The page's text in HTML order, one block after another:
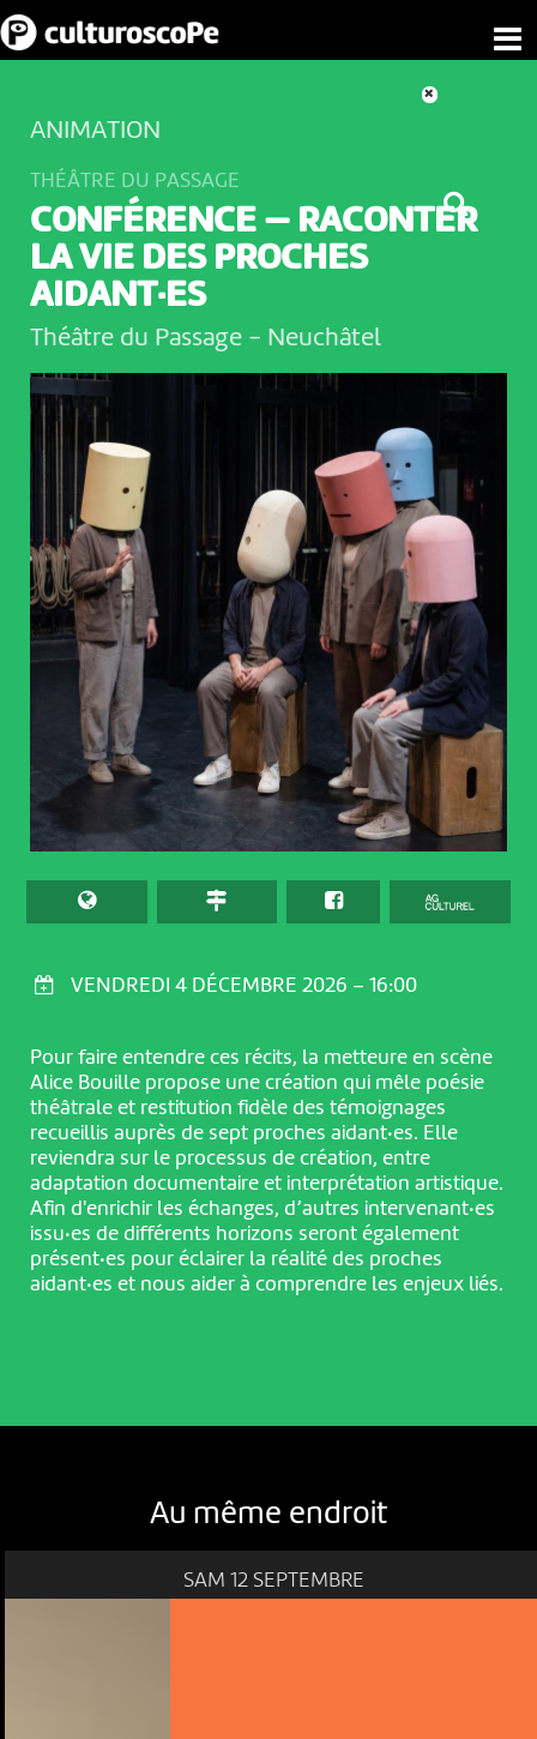
VENDREDI 4 DÉCEMBRE 2026 – 16:00
ANIMATION
THÉÂTRE DU PASSAGE
CONFÉRENCE — RACONTER
LA VIE DES PROCHES
AIDANT·ES
Théâtre du Passage - Neuchâtel
Pour faire entendre ces récits, la metteure en scène
Alice Bouille propose une création qui mêle poésie
théâtrale et restitution fidèle des témoignages
recueillis auprès de sept proches aidant·es. Elle
reviendra sur le processus de création, entre
adaptation documentaire et interprétation artistique.
Afin d'enrichir les échanges, d’autres intervenant·es
issu·es de différents horizons seront également
présent·es pour éclairer la réalité des proches
aidant·es et nous aider à comprendre les enjeux liés.
Au même endroit
SAM 12 SEPTEMBRE